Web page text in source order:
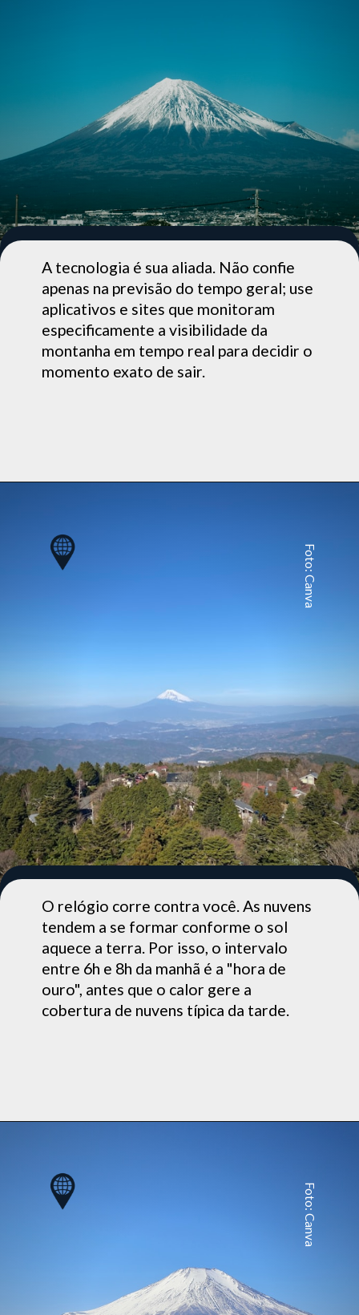
A tecnologia é sua aliada. Não confie
apenas na previsão do tempo geral; use
aplicativos e sites que monitoram
especificamente a visibilidade da
montanha em tempo real para decidir o
momento exato de sair.
Foto: Canva
O relógio corre contra você. As nuvens
tendem a se formar conforme o sol
aquece a terra. Por isso, o intervalo
entre 6h e 8h da manhã é a "hora de
ouro", antes que o calor gere a
cobertura de nuvens típica da tarde.
Foto: Canva